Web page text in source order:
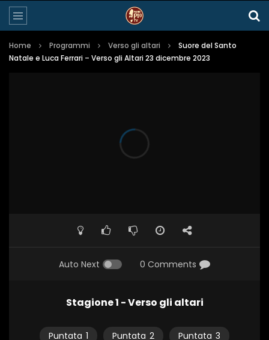
Home Programmi Verso gli altari
Suore del Santo
Natale e Luca Ferrari – Verso gli Altari 23 dicembre 2023
Auto Next 0 Comments
Stagione 1 - Verso gli altari
Puntata 1 Puntata 2 Puntata 3